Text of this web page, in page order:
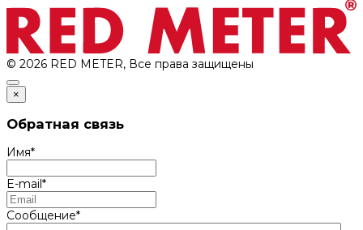
© 2026 RED METER, Все права защищены
×
Обратная связь
Имя*
E-mail*
Сообщение*